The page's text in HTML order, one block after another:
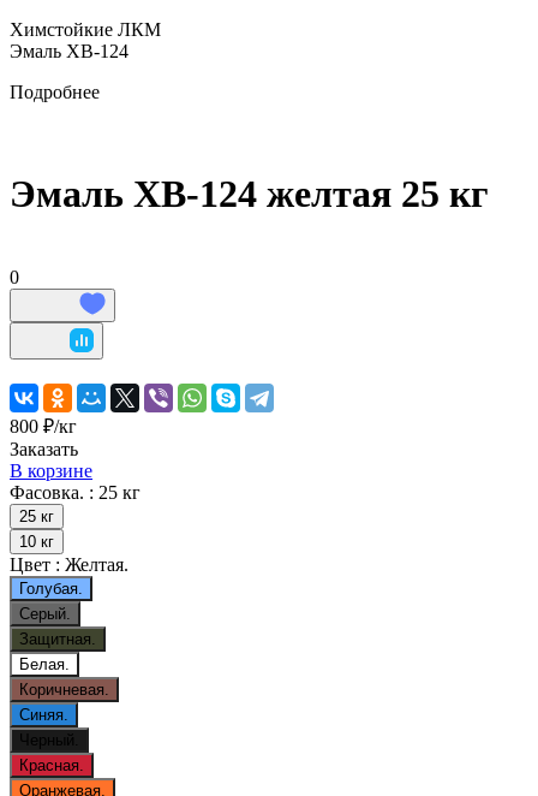
Химстойкие ЛКМ
Эмаль ХВ-124
Подробнее
Эмаль ХВ-124 желтая 25 кг
0
800 ₽/кг
Заказать
В корзине
Фасовка. : 25 кг
25 кг
10 кг
Цвет : Желтая.
Голубая.
Серый.
Защитная.
Белая.
Коричневая.
Синяя.
Черный.
Красная.
Оранжевая.